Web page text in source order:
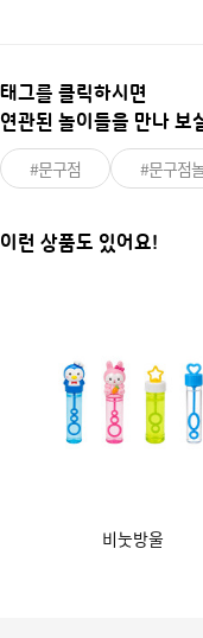
태그를 클릭하시면
연관된 놀이들을 만나 보
#문구점 #문구점
이런 상품도 있어요!
비눗방울